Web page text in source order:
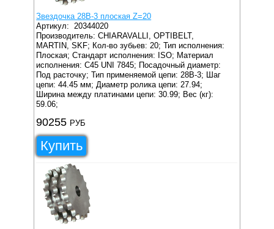
Звездочка 28B-3 плоская Z=20
Артикул: 20344020
Производитель: CHIARAVALLI, OPTIBELT,
MARTIN, SKF; Кол-во зубьев: 20; Тип исполнения:
Плоская; Стандарт исполнения: ISO; Материал
исполнения: C45 UNI 7845; Посадочный диаметр:
Под расточку; Тип применяемой цепи: 28B-3;
Шаг
цепи: 44.45 мм; Диаметр ролика цепи: 27.94;
Ширина между платинами цепи: 30.99; Вес (кг):
59.06;
90255 РУБ
Купить